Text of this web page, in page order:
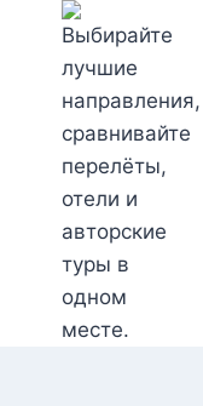
Перейти
содержимому